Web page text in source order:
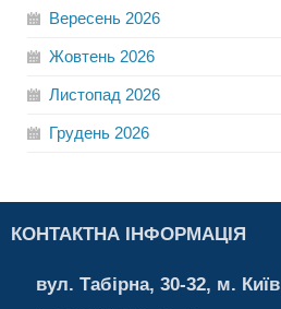
Вересень 2026
Жовтень 2026
Листопад 2026
Грудень 2026
КОНТАКТНА ІНФОРМАЦІЯ
вул. Табірна, 30-32, м. Київ